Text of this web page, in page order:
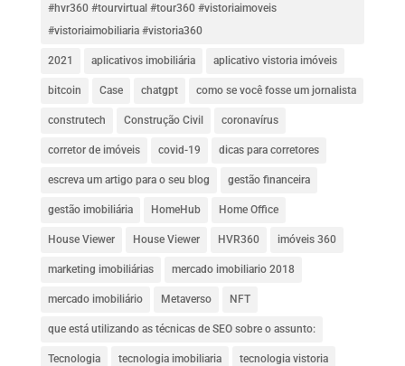
#hvr360 #tourvirtual #tour360 #vistoriaimoveis
#vistoriaimobiliaria #vistoria360
2021 aplicativos imobiliária aplicativo vistoria imóveis
bitcoin Case chatgpt como se você fosse um jornalista
construtech Construção Civil coronavírus
corretor de imóveis covid-19 dicas para corretores
escreva um artigo para o seu blog gestão financeira
gestão imobiliária HomeHub Home Office
House Viewer House Viewer HVR360 imóveis 360
marketing imobiliárias mercado imobiliario 2018
mercado imobiliário Metaverso NFT
que está utilizando as técnicas de SEO sobre o assunto:
Tecnologia tecnologia imobiliaria tecnologia vistoria